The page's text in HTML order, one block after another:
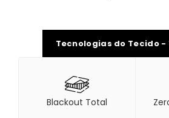
Tecnologias do Tecido -
Blackout Total